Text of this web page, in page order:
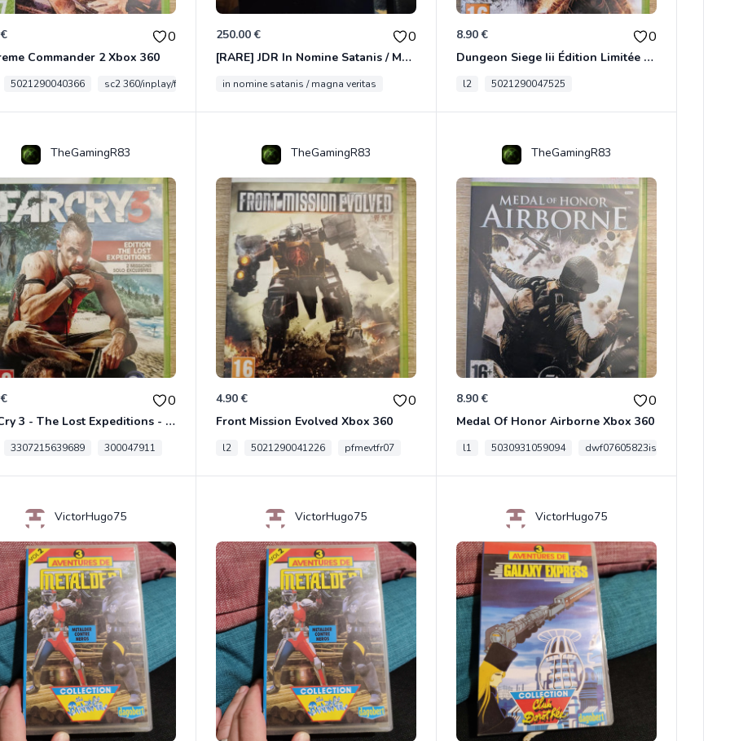
0
Commander 2 Xbox 360
5021290040366 sc2 360/inplay/fra
250.00 € 0
[RARE] JDR In Nomine Satanis / Magna Veritas – 1ère Édition BOÎTE (DOS BLANC, 1989) - CROC / Siroz
in nomine satanis / magna veritas
8.90 € 0
Dungeon Siege Iii Édition Limitée - Vf Intégrale Xbox 360
l2 5021290047525
TheGamingR83
0
Far Cry 3 - The Lost Expeditions - Edition Spéciale Xbox 360
3307215639689 300047911
TheGamingR83
4.90 € 0
Front Mission Evolved Xbox 360
l2 5021290041226 pfmevtfr07
TheGamingR83
8.90 € 0
Medal Of Honor Airborne Xbox 360
l1 5030931059094 dwf07605823is
VictorHugo75 VictorHugo75 VictorHugo75